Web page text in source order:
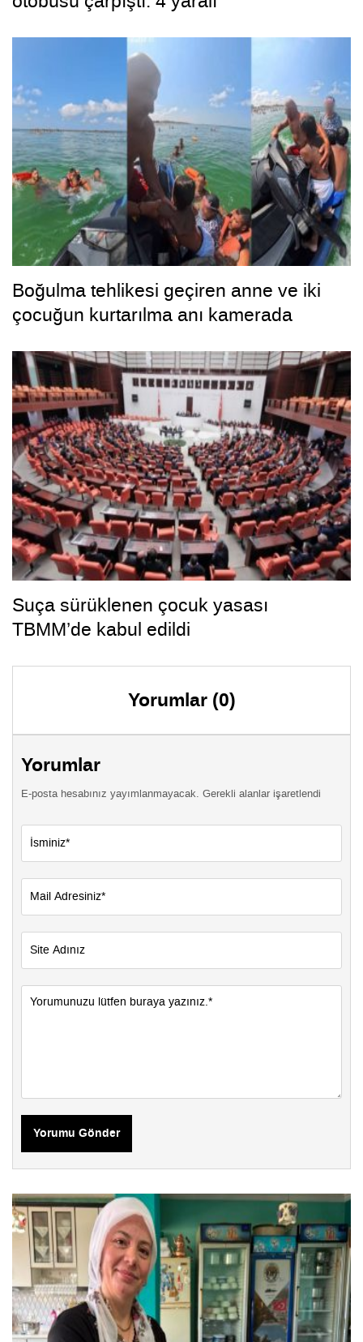
Boğulma tehlikesi geçiren anne ve iki
çocuğun kurtarılma anı kamerada
Suça sürüklenen çocuk yasası
TBMM’de kabul edildi
Yorumlar (0)
Yorumlar
E-posta hesabınız yayımlanmayacak. Gerekli alanlar işaretlendi
Yorumu Gönder